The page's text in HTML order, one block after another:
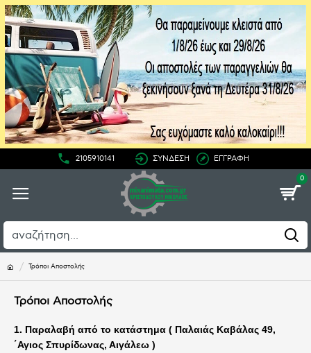
2105910141 ΣΥΝΔΕΣΗ ΕΓΓΡΑΦΗ
0
Τρόποι Αποστολής
Τρόποι Αποστολής
1. Παραλαβή από το κατάστημα ( Παλαιάς Καβάλας 49,
΄Αγιος Σπυρίδωνας, Αιγάλεω )